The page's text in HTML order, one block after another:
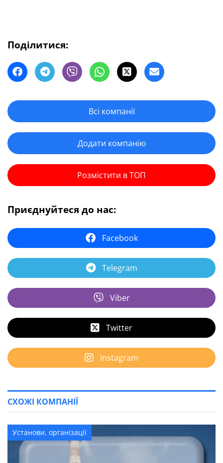
Поділитися:
Всі компанії
Додати компанію
Розмістити в ТОП
Приєднуйтеся до нас:
Facebook
Telegram
Viber
Twitter
Instagram
СХОЖІ КОМПАНІЇ
Установи, організації